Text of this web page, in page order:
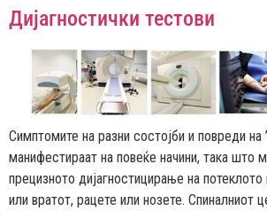
Дијагностички тестови
Симптомите на разни состојби и повреди
манифестираат на повеќе начини, така што
прецизнотo дијагностицирање на
или вратот, рацете или нозете. Спиналниот